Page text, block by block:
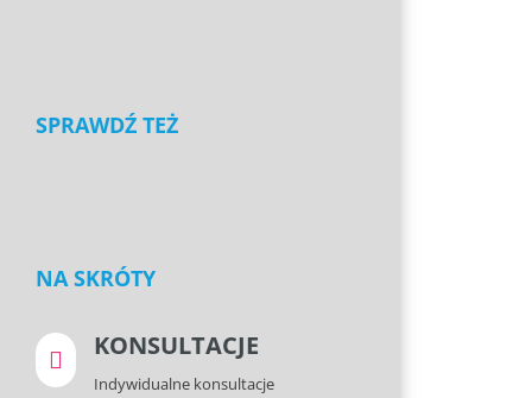
SPRAWDŹ TEŻ
NA SKRÓTY
 KONSULTACJE
Indywidualne konsultacje